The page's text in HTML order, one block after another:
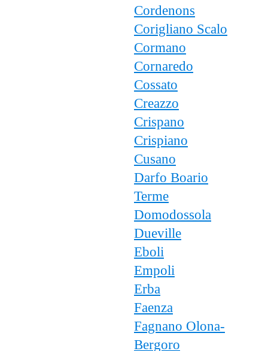
Cordenons
Corigliano Scalo
Cormano
Cornaredo
Cossato
Creazzo
Crispano
Crispiano
Cusano
Darfo Boario
Terme
Domodossola
Dueville
Eboli
Empoli
Erba
Faenza
Fagnano Olona-
Bergoro